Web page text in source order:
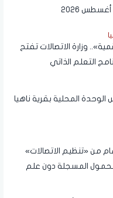
وزارة الاتصالات تفتح
التعلم الذاتي
الوحدة المحلية بقرية ناهيا
من «تنظيم الاتصالات»
المسجلة دون علم